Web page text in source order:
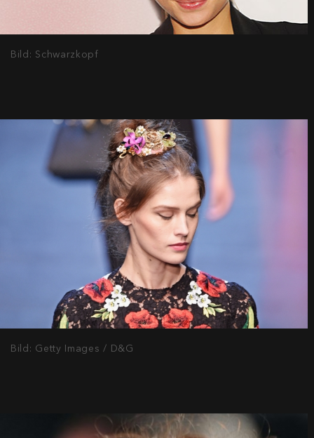
Bild: Schwarzkopf
Bild: Getty Images / D&G